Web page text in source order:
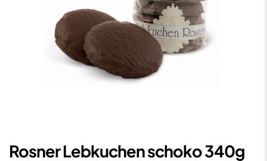
Rosner Lebkuchen schoko 340g